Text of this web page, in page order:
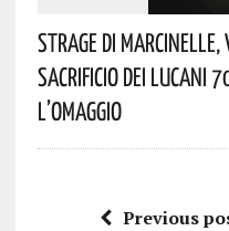
Strage Di Marcinelle,
Sacrificio Dei Lucani
L’omaggio
Previous